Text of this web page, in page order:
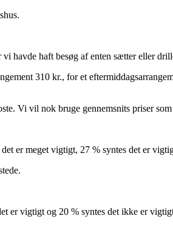
havde haft besøg af enten sætter eller
310 kr., for et
Vi vil nok bruge gennemsnits priser
er meget vigtigt, 27 % syntes det er
er vigtigt og 20 % syntes det ikke er